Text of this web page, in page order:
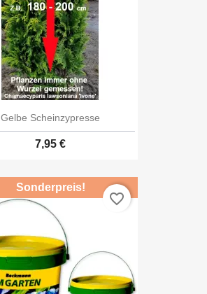
Gelbe Scheinzypresse
7,95 €
Sonderpreis!
favorite_border